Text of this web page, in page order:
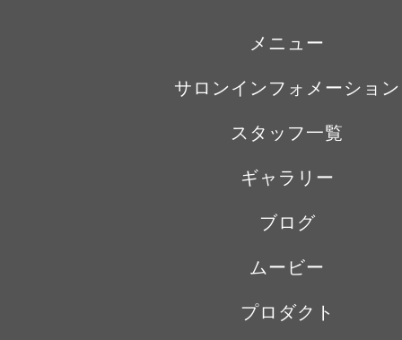
メニュー
サロンインフォメーション
スタッフ一覧
ギャラリー
ブログ
ムービー
プロダクト